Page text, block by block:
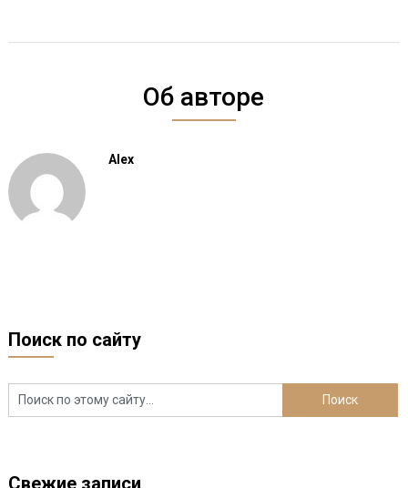
Об авторе
Alex
Поиск по сайту
Свежие записи